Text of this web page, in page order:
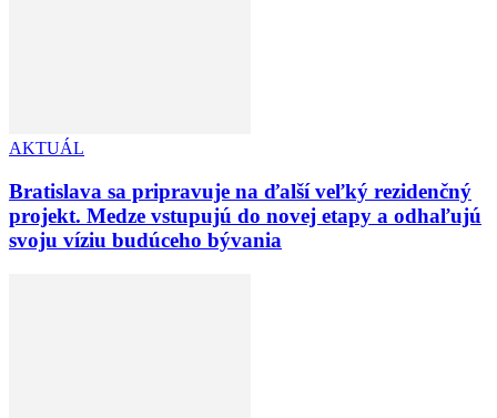
AKTUÁL
Bratislava sa pripravuje na ďalší veľký rezidenčný
projekt. Medze vstupujú do novej etapy a odhaľujú
svoju víziu budúceho bývania